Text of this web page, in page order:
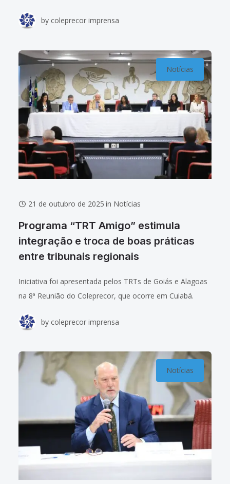
relacionadas ao trabalho e as ocorrências de burnout
by coleprecor imprensa
Notícias
21 de outubro de 2025 in Notícias
Programa “TRT Amigo” estimula
integração e troca de boas práticas
entre tribunais regionais
Iniciativa foi apresentada pelos TRTs de Goiás e Alagoas
na 8ª Reunião do Coleprecor, que ocorre em Cuiabá.
Reunião do Coleprecor, realizada
by coleprecor imprensa
Notícias